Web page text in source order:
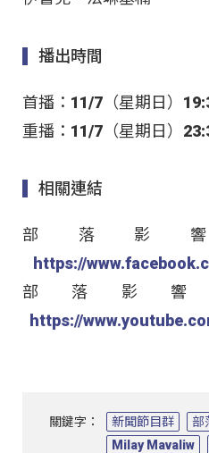
播出時間
首播：11/7（星期日）
重播：11/7（星期日）
相關連結
部落影
https://
部落影
https://
關鍵字： 新聞節目群
部
Milay Mavaliw